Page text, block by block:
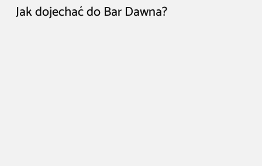
Jak dojechać do Bar Dawna?